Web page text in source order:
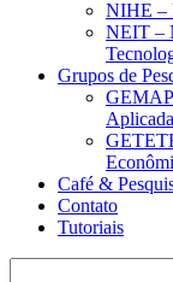
NIHE –
NEIT –
Grupos de
GEMAP
Aplicada
Café &
Contato
Tutoriais